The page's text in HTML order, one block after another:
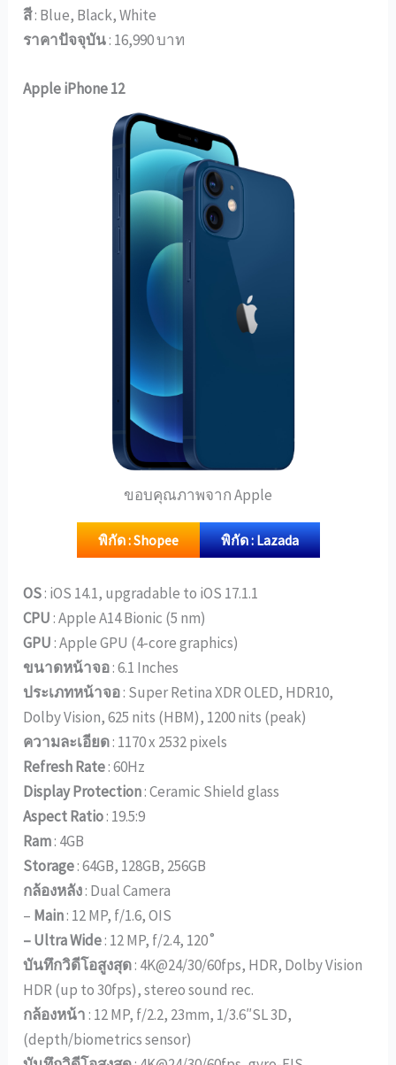
สี: Blue, Black, White
ราคาปัจจุบัน: 16,990 บาท
Apple iPhone 12
ขอบคุณภาพจาก Apple
พิกัด : Shopee พิกัด : Lazada
OS: iOS 14.1, upgradable to iOS 17.1.1
CPU: Apple A14 Bionic (5 nm)
GPU: Apple GPU (4-core graphics)
ขนาดหน้าจอ: 6.1 Inches
ประเภทหน้าจอ: Super Retina XDR OLED, HDR10,
Dolby Vision, 625 nits (HBM), 1200 nits (peak)
ความละเอียด: 1170 x 2532 pixels
Refresh Rate: 60Hz
Display Protection: Ceramic Shield glass
Aspect Ratio: 19.5:9
Ram: 4GB
Storage: 64GB, 128GB, 256GB
กล้องหลัง: Dual Camera
– Main: 12 MP, f/1.6, OIS
– Ultra Wide: 12 MP, f/2.4, 120˚
บันทึกวิดีโอสูงสุด: 4K@24/30/60fps, HDR, Dolby Vision
HDR (up to 30fps), stereo sound rec.
กล้องหน้า: 12 MP, f/2.2, 23mm, 1/3.6″SL 3D,
(depth/biometrics sensor)